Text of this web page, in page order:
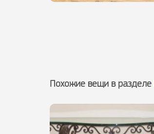
Похожие вещи в разделе